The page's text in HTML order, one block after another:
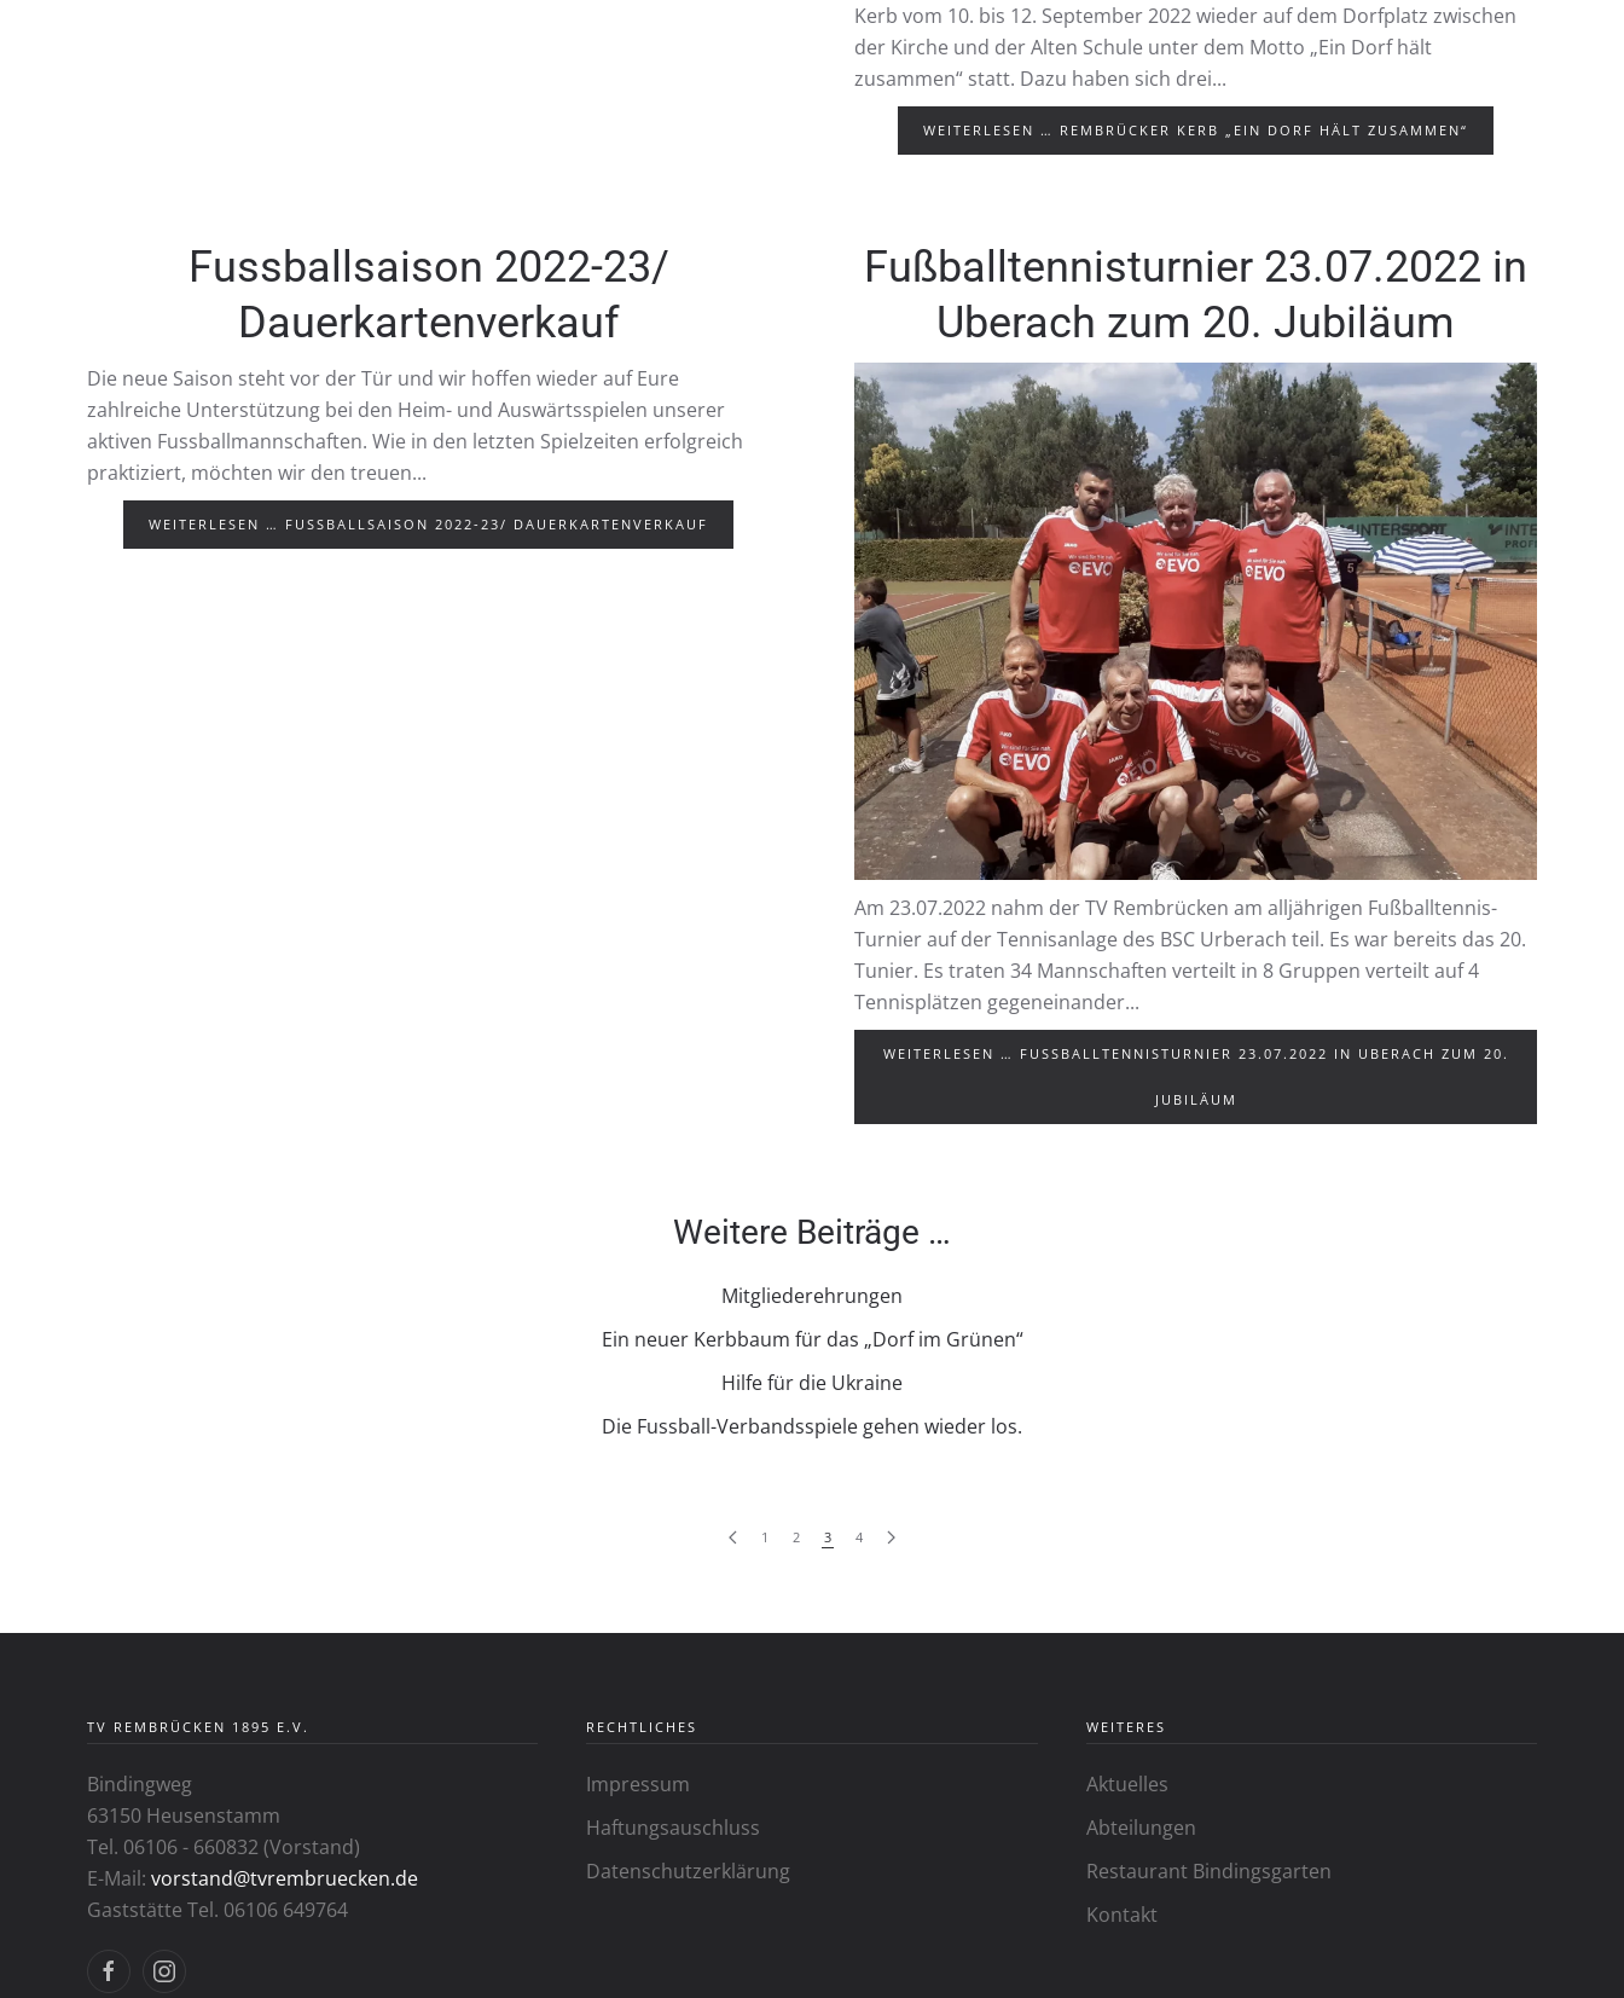
Kerb vom 10. bis 12. September 2022 wieder auf dem Dorfplatz zwischen
der Kirche und der Alten Schule unter dem Motto „Ein Dorf hält
zusammen“ statt. Dazu haben sich drei...
WEITERLESEN … REMBRÜCKER KERB „EIN DORF HÄLT ZUSAMMEN“
Fussballsaison 2022-23/
Dauerkartenverkauf
Die neue Saison steht vor der Tür und wir hoffen wieder auf Eure
zahlreiche Unterstützung bei den Heim- und Auswärtsspielen unserer
aktiven Fussballmannschaften. Wie in den letzten Spielzeiten erfolgreich
praktiziert, möchten wir den treuen...
WEITERLESEN … FUSSBALLSAISON 2022-23/ DAUERKARTENVERKAUF
Fußballtennisturnier 23.07.2022 in
Uberach zum 20. Jubiläum
Am 23.07.2022 nahm der TV Rembrücken am alljährigen Fußballtennis-
Turnier auf der Tennisanlage des BSC Urberach teil. Es war bereits das 20.
Tunier. Es traten 34 Mannschaften verteilt in 8 Gruppen verteilt auf 4
Tennisplätzen gegeneinander...
WEITERLESEN … FUSSBALLTENNISTURNIER 23.07.2022 IN UBERACH ZUM 20. J
UBILÄUM
Weitere Beiträge …
Mitgliederehrungen
Ein neuer Kerbbaum für das „Dorf im Grünen“
Hilfe für die Ukraine
Die Fussball-Verbandsspiele gehen wieder los.
1 2 3 4
TV REMBRÜCKEN 1895 E.V.
Bindingweg
63150 Heusenstamm
Tel. 06106 - 660832 (Vorstand)
E-Mail: vorstand@tvrembruecken.de
Gaststätte Tel. 06106 649764
RECHTLICHES
Impressum
Haftungsauschluss
Datenschutzerklärung
WEITERES
Aktuelles
Abteilungen
Restaurant Bindingsgarten
Kontakt